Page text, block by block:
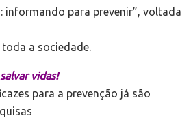
informando para prevenir”, voltada
toda a sociedade.
vidas!
para a prevenção já são